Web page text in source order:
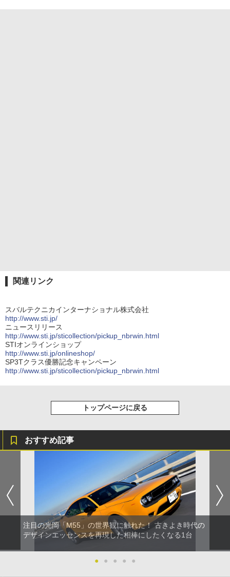
関連リンク
スバルテクニカインターナショナル株式会社
http://www.sti.jp/
ニュースリリース
http://www.sti.jp/sticollection/pickup_nbrwin.html
STIオンラインショップ
http://www.sti.jp/onlineshop/
SP3Tクラス優勝記念キャンペーン
http://www.sti.jp/sticollection/pickup_nbrwin.html
トップページに戻る
おすすめ記事
注目の光岡「M55」の世界観に触れた！ 古きよき時代の
デザインエッセンスを再現した相棒にしたくなる1台
● ● ● ● ●